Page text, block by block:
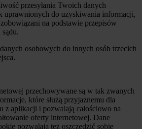
przesyłania Twoich danych
uprawnionych do uzyskiwania informacji,
na podstawie przepisów
osobowych do innych osób trzecich
przechowywane są w tak zwanych
które służą przyjaznemu dla
z aplikacji i pozwalają całościowo na
oferty internetowej. Dane
pozwalają też oszczędzić sobie